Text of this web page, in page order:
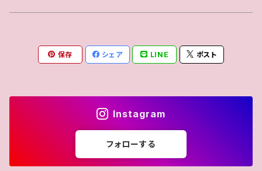
保存 シェア LINE ポスト
Instagram
フォローする